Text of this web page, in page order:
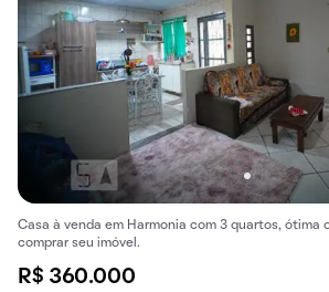
Casa à venda em Harmonia com 3 quartos, ótima
comprar seu imóvel.
R$ 360.000